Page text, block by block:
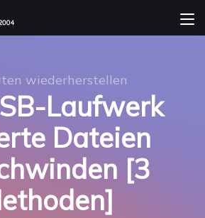
wiederherstellen
Laufwerk
Dateien
[3